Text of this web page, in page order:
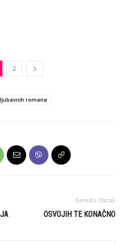
2
romana
Naredni članak
OSVOJIH TE KONAČNO